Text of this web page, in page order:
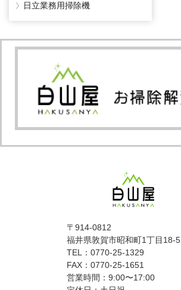
〒914-0812
福井県敦賀市昭和町1丁目18-5
TEL：0770-25-1329
FAX：0770-25-1651
営業時間：9:00〜17:00
日立業務用掃除機